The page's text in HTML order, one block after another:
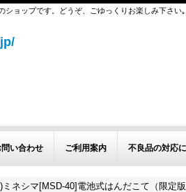
ョップです。どうぞ、ごゆっくりお楽しみ下さい｡
問い合わせ ご利用案内 不良品の対応
ミネシマ[MSD-40]電池式はんだこて（限定版